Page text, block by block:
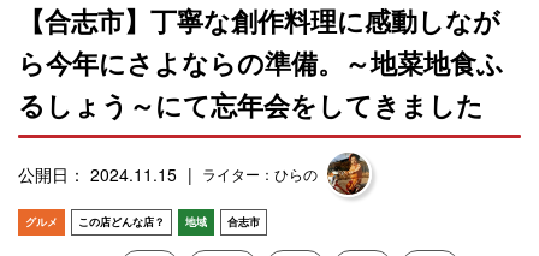
【合志市】丁寧な創作料理に感動しなが
ら今年にさよならの準備。～地菜地食ふ
るしょう～にて忘年会をしてきました
公開日： 2024.11.15 ライター：ひらの
グルメ この店どんな店？ 地域 合志市